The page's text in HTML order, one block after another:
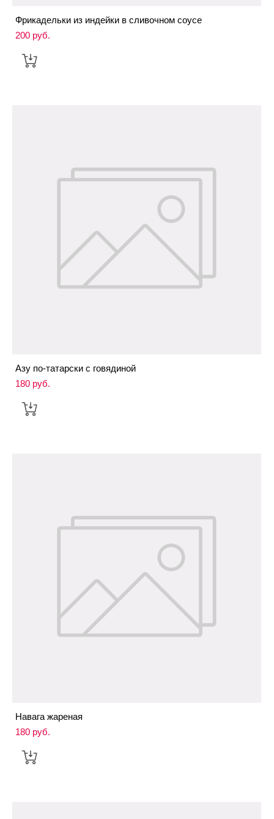
Фрикадельки из индейки в сливочном соусе
200 pуб.
Азу по-татарски с говядиной
180 pуб.
Навага жареная
180 pуб.